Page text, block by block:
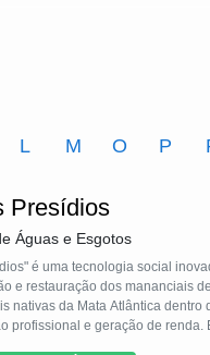
L M O P
Presídios
Águas e Esgotos
é uma tecnologia social
e restauração dos mananciais
nativas da Mata Atlântica
profissional e geração de renda.